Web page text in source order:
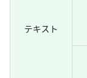
テキスト